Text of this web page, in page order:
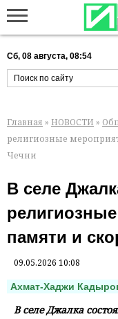
Сб, 08 августа, 08:54
Главная » НОВОСТИ »
религиозные
Чечни
В селе
памяти и
09.05.2026 10:08
Ахмат-Хаджи
В селе Джалка